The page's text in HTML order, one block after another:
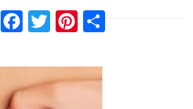
WhatsApp
Facebook
TwitterPinterest